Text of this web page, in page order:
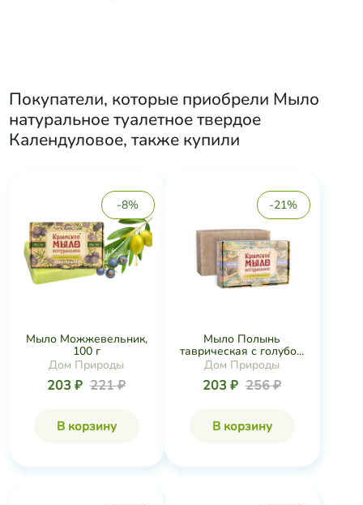
Покупатели, которые приобрели Мыло
натуральное туалетное твердое
Календуловое, также купили
-8%
Мыло Можжевельник,
100 г
Дом Природы
203 ₽ 221 ₽
В корзину
-21%
Мыло Полынь
таврическая с голубо...
Дом Природы
203 ₽ 256 ₽
В корзину